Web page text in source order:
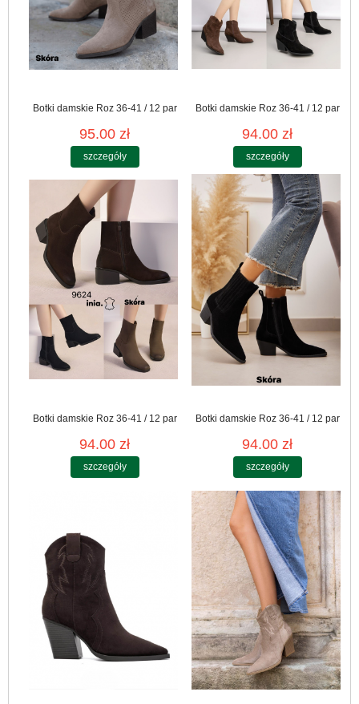
Botki damskie Roz 36-41 / 12 par
95.00 zł
szczegóły
Botki damskie Roz 36-41 / 12 par
94.00 zł
szczegóły
Botki damskie Roz 36-41 / 12 par
94.00 zł
szczegóły
Botki damskie Roz 36-41 / 12 par
94.00 zł
szczegóły